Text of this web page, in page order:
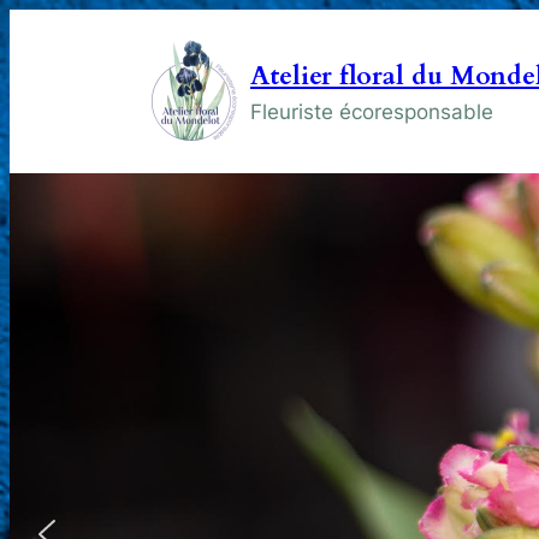
Atelier floral du
Fleuriste écoresponsable